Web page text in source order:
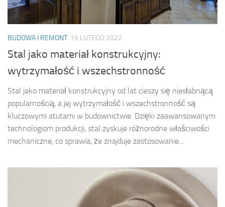
BUDOWA I REMONT 19 LUTEGO 2022
Stal jako materiał konstrukcyjny:
wytrzymałość i wszechstronność
Stal jako materiał konstrukcyjny od lat cieszy się niesłabnącą
popularnością, a jej wytrzymałość i wszechstronność są
kluczowymi atutami w budownictwie. Dzięki zaawansowanym
technologiom produkcji, stal zyskuje różnorodne właściwości
mechaniczne, co sprawia, że znajduje zastosowanie...